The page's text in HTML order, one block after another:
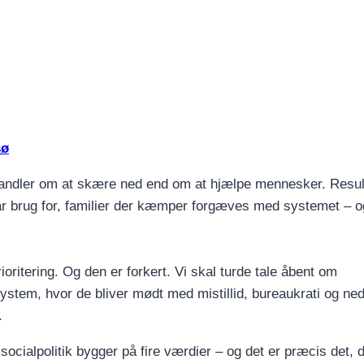
om at skære ned end om at hjælpe mennesker.
for, familier der kæmper forgæves med systemet –
Og den er forkert. Vi skal turde tale åbent om
hvor de bliver mødt med mistillid, bureaukrati og
bygger på fire værdier – og det er præcis det,